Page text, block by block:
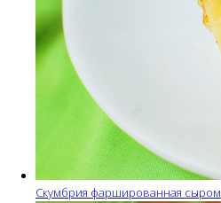
Скумбрия фаршированная сыром